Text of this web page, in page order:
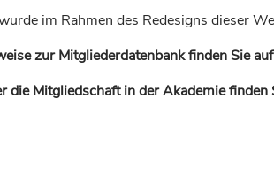
im Rahmen des Redesigns dieser
zur Mitgliederdatenbank finden Sie auf
die Mitgliedschaft in der Akademie finden